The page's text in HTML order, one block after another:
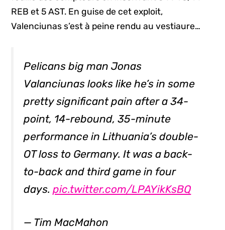
REB et 5 AST. En guise de cet exploit,
Valenciunas s’est à peine rendu au vestiaure…
Pelicans big man Jonas
Valanciunas looks like he’s in some
pretty significant pain after a 34-
point, 14-rebound, 35-minute
performance in Lithuania’s double-
OT loss to Germany. It was a back-
to-back and third game in four
days.pic.twitter.com/LPAYikKsBQ
— Tim MacMahon